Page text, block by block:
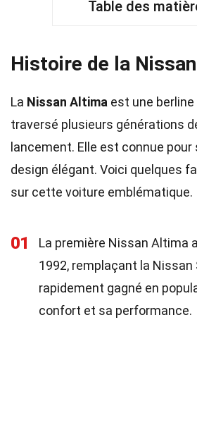
Table des
Histoire de la
La Nissan Altima est une
traversé plusieurs générations
lancement. Elle est connue
design élégant. Voici quelques
sur cette voiture emblématique.
01
La première Nissan Altima
1992, remplaçant la Nissan
rapidement gagné en
confort et sa performance.